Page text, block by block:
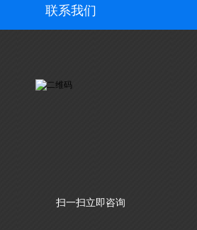
联系我们
扫一扫立即咨询